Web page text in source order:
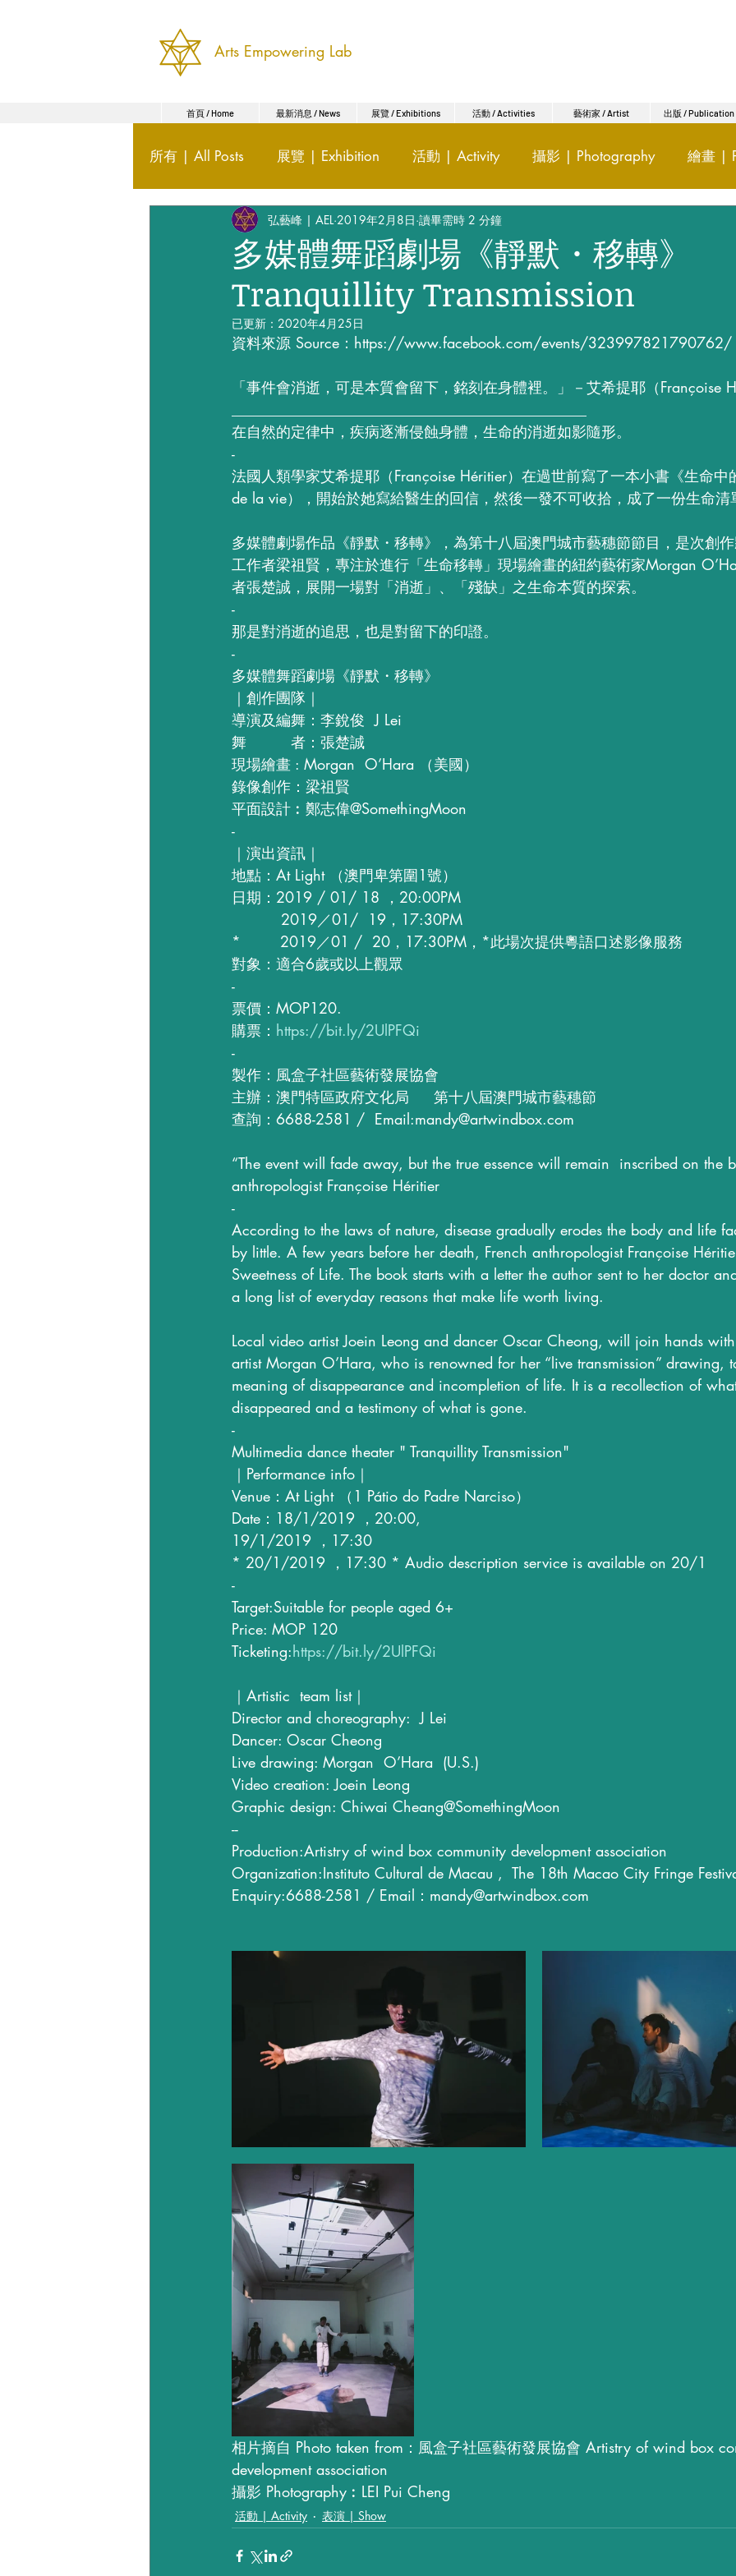
Arts Empowering Lab
首頁 / Home 最新消息 / News 展覽 / Exhibitions 活動 / Activities 藝術家 / Artist 出版 / Publication
所有 | All Posts 展覽 | Exhibition 活動 | Activity 攝影 | Photography 繪畫 |
傳媒報導 | Media 講座 | Talk 表演 | Show
雕塑 | Sculpture 多媒體 | Multimedia 混合媒材 | Mixed media
多媒體舞蹈劇場《靜默・移轉》
Tranquillity Transmission
弘藝峰 | AEL 2019年2月8日 讀畢需時 2 分鐘
已更新： 2020年4月25日
資料來源 Source：https://www.facebook.com/events/323997821790762/
「事件會消逝，可是本質會留下，銘刻在身體裡。」－艾希提耶（Françoise
在自然的定律中，疾病逐漸侵蝕身體，生命的消逝如影隨形。
-
法國人類學家艾希提耶（Françoise Héritier）在過世前寫了一本小書《生命中
de la vie），開始於她寫給醫生的回信，然後一發不可收拾，成了一份生命清
多媒體劇場作品《靜默・移轉》，為第十八屆澳門城市藝穗節節目，是次創
工作者梁祖賢，專注於進行「生命移轉」現場繪畫的紐約藝術家Morgan
者張楚誠，展開一場對「消逝」、「殘缺」之生命本質的探索。
-
那是對消逝的追思，也是對留下的印證。
-
多媒體舞蹈劇場《靜默・移轉》
｜創作團隊｜
導演及編舞：李銳俊  J Lei
舞         者：張楚誠
現場繪畫 : Morgan  O’Hara （美國）
錄像創作：梁祖賢
平面設計︰鄭志偉@SomethingMoon
-
｜演出資訊｜
地點：At Light （澳門卑第圍1號）
日期：2019 / 01/ 18 ，20:00PM
          2019／01/  19，17:30PM
*        2019／01 /  20，17:30PM，*此場次提供粵語口述影像服務
對象：適合6歲或以上觀眾
-
票價：MOP120.
購票： https://bit.ly/2UlPFQi
-
製作：風盒子社區藝術發展協會
主辦：澳門特區政府文化局     第十八屆澳門城市藝穗節
查詢：6688-2581 /  Email:mandy@artwindbox.com
“The event will fade away, but the true essence will remain  inscribed on the
anthropologist Françoise Héritier
-
According to the laws of nature, disease gradually erodes the body and life
by little. A few years before her death, French anthropologist Françoise
Sweetness of Life. The book starts with a letter the author sent to her doctor
a long list of everyday reasons that make life worth living.
Local video artist Joein Leong and dancer Oscar Cheong, will join hands
artist Morgan O’Hara, who is renowned for her “live transmission” drawing,
meaning of disappearance and incompletion of life. It is a recollection of
disappeared and a testimony of what is gone.
-
Multimedia dance theater " Tranquillity Transmission"
｜Performance info｜
Venue：At Light （1 Pátio do Padre Narciso）
Date：18/1/2019 ，20:00,
19/1/2019 ，17:30
* 20/1/2019 ，17:30 * Audio description service is available on 20/1
-
Target:Suitable for people aged 6+
Price: MOP 120
Ticketing:https://bit.ly/2UlPFQi
｜Artistic  team list｜
Director and choreography:  J Lei
Dancer: Oscar Cheong
Live drawing: Morgan  O’Hara  (U.S.)
Video creation: Joein Leong
Graphic design: Chiwai Cheang@SomethingMoon
--
Production:Artistry of wind box community development association
Organization:Instituto Cultural de Macau ,  The 18th Macao City Fringe
Enquiry:6688-2581 / Email：mandy@artwindbox.com
相片摘自 Photo taken from：風盒子社區藝術發展協會 Artistry of wind box
development association
攝影 Photography︰LEI Pui Cheng
活動 | Activity 表演 | Show